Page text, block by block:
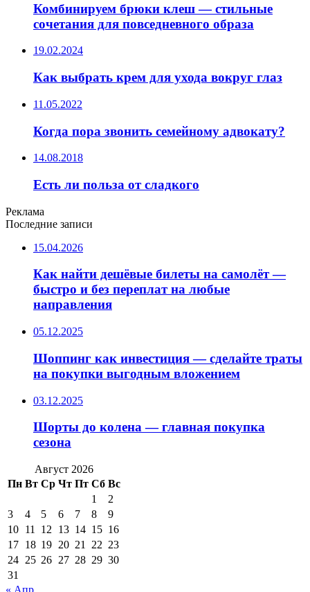
Комбинируем брюки клеш — стильные
сочетания для повседневного образа
19.02.2024
Как выбрать крем для ухода вокруг глаз
11.05.2022
Когда пора звонить семейному адвокату?
14.08.2018
Есть ли польза от сладкого
Реклама
Последние записи
15.04.2026
Как найти дешёвые билеты на самолёт —
быстро и без переплат на любые
направления
05.12.2025
Шоппинг как инвестиция — сделайте траты
на покупки выгодным вложением
03.12.2025
Шорты до колена — главная покупка
сезона
Август 2026
Пн Вт Ср Чт Пт Сб Вс
1
2
3
4 5 6 7 8
9
10 11 12 13 14 15 16
17 18 19 20 21 22 23
24 25 26 27 28 29 30
31
« Апр